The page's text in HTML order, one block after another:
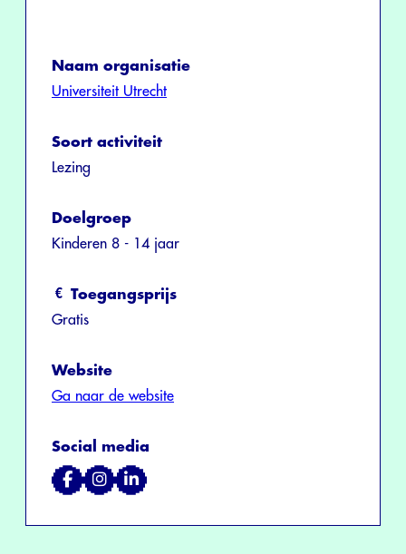
Naam organisatie
Universiteit Utrecht
Soort activiteit
Lezing
Doelgroep
Kinderen 8 - 14 jaar
Toegangsprijs
Gratis
Website
Ga naar de website
Social media